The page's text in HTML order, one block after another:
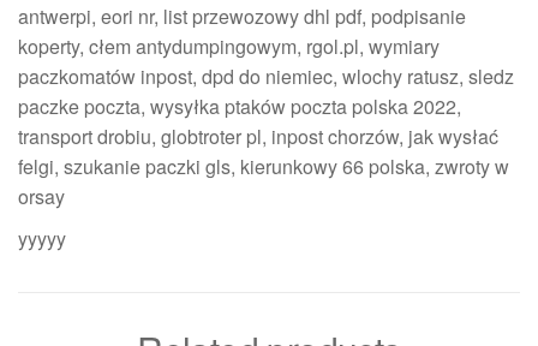
antwerpi, eori nr, list przewozowy dhl pdf, podpisanie
koperty, cłem antydumpingowym, rgol.pl, wymiary
paczkomatów inpost, dpd do niemiec, wlochy ratusz, sledz
paczke poczta, wysyłka ptaków poczta polska 2022,
transport drobiu, globtroter pl, inpost chorzów, jak wysłać
felgi, szukanie paczki gls, kierunkowy 66 polska, zwroty w
orsay
yyyyy